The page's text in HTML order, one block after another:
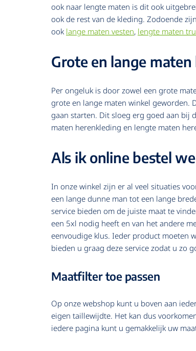
ook naar lengte maten is dit ook
ook de rest van de kleding. Zodoende
ook lange maten vesten, lengte maten
Grote en lange
Per ongeluk is door zowel een grote
grote en lange maten winkel geworden.
gaan starten. Dit sloeg erg goed aan bij
maten herenkleding en lengte maten
Als ik online bestel
In onze winkel zijn er al veel situaties
een lange dunne man tot een lange
service bieden om de juiste maat te
een 5xl nodig heeft en van het andere
eenvoudige klus. Ieder product moeten
bieden u graag deze service zodat u zo
Maatfilter toe passen
Op onze webshop kunt u boven aan
eigen taillewijdte. Het kan dus
iedere pagina kunt u gemakkelijk uw